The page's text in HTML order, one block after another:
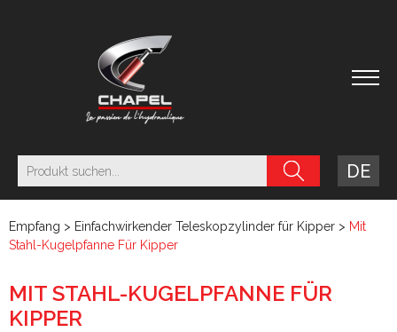
DE
Empfang > Einfachwirkender Teleskopzylinder für Kipper > Mit
Stahl-Kugelpfanne Für Kipper
MIT STAHL-KUGELPFANNE FÜR
KIPPER